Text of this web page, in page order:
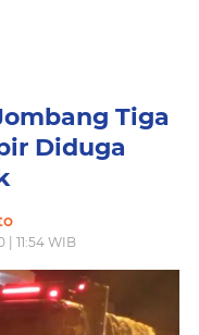
Tiga
Diduga
11:54 WIB